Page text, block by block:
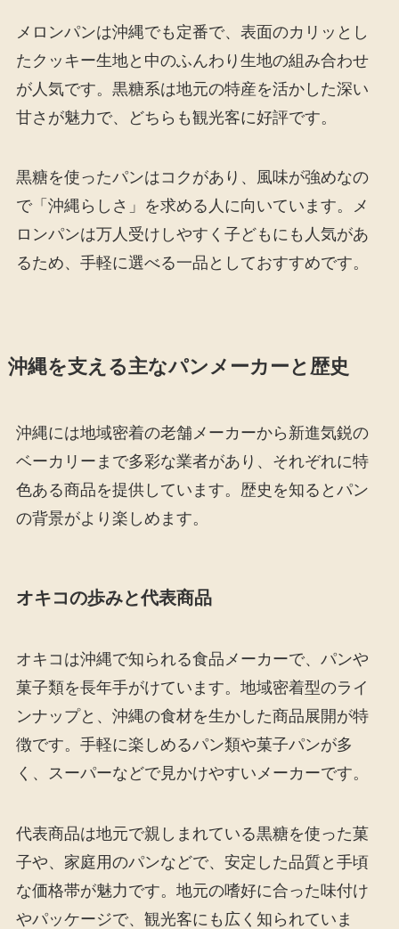
メロンパンは沖縄でも定番で、表面のカリッとし
たクッキー生地と中のふんわり生地の組み合わせ
が人気です。黒糖系は地元の特産を活かした深い
甘さが魅力で、どちらも観光客に好評です。
黒糖を使ったパンはコクがあり、風味が強めなの
で「沖縄らしさ」を求める人に向いています。メ
ロンパンは万人受けしやすく子どもにも人気があ
るため、手軽に選べる一品としておすすめです。
沖縄を支える主なパンメーカーと歴史
沖縄には地域密着の老舗メーカーから新進気鋭の
ベーカリーまで多彩な業者があり、それぞれに特
色ある商品を提供しています。歴史を知るとパン
の背景がより楽しめます。
オキコの歩みと代表商品
オキコは沖縄で知られる食品メーカーで、パンや
菓子類を長年手がけています。地域密着型のライ
ンナップと、沖縄の食材を生かした商品展開が特
徴です。手軽に楽しめるパン類や菓子パンが多
く、スーパーなどで見かけやすいメーカーです。
代表商品は地元で親しまれている黒糖を使った菓
子や、家庭用のパンなどで、安定した品質と手頃
な価格帯が魅力です。地元の嗜好に合った味付け
やパッケージで、観光客にも広く知られていま